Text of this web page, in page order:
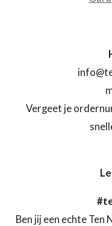
Vergeet je
Ben jij een echte Ten